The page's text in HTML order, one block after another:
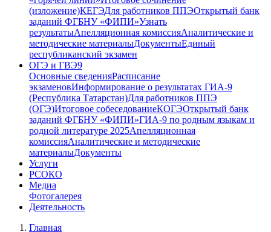
(изложение)КЕГЭДля работников ППЭОткрытый банк
заданий ФГБНУ «ФИПИ»Узнать
результатыАпелляционная комиссияАналитические и
методические материалыДокументыЕдиный
республиканский экзамен
ОГЭ и ГВЭ9
Основные сведенияРасписание
экзаменовИнформирование о результатах ГИА-9
(Республика Татарстан)Для работников ППЭ
(ОГЭ)Итоговое собеседованиеКОГЭОткрытый банк
заданий ФГБНУ «ФИПИ»ГИА-9 по родным языкам и
родной литературе 2025Апелляционная
комиссияАналитические и методические
материалыДокументы
Услуги
РСОКО
Медиа
Фотогалерея
Деятельность
Главная